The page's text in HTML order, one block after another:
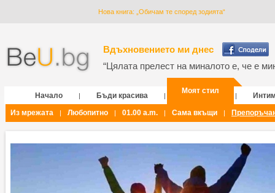
Нова книга: „Обичам те според зодията“
Вдъхновението ми днес
“Цялата прелест на миналото е, че е
Начало | Бъди красива |
Моят стил
|
Из мрежата
| Любопитно | 01.00 a.m. | Сама вкъщи |